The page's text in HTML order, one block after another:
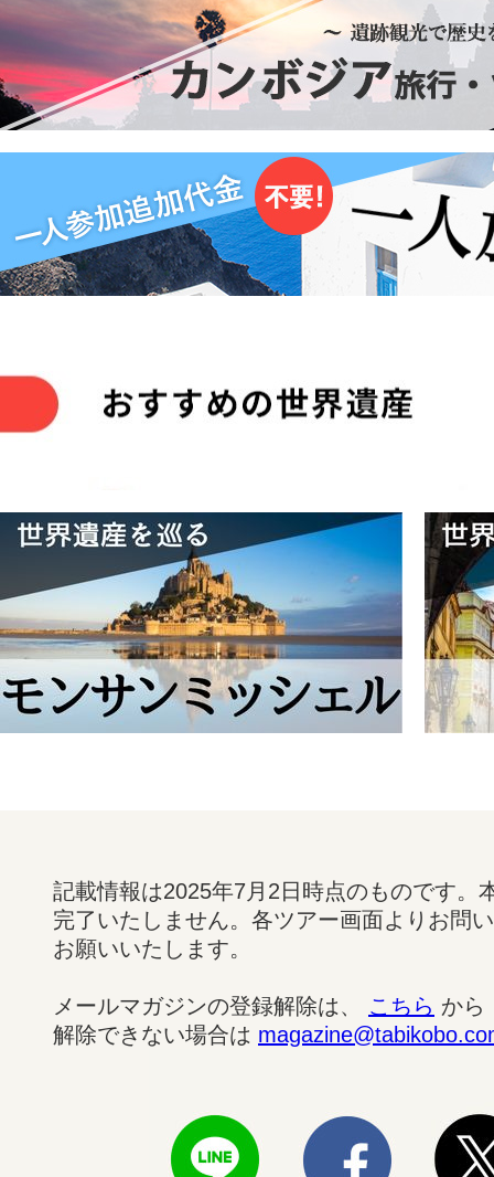
記載情報は2025年7月2日時点のものです。
完了いたしません。各ツアー画面よりお問
お願いいたします。
メールマガジンの登録解除は、 こちら から
解除できない場合は